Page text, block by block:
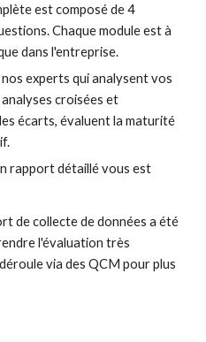
est composé de 4
Chaque module est à
dans l'entreprise.
experts qui analysent vos
croisées et
écarts, évaluent la maturité
rapport détaillé vous est
de collecte de données a été
l'évaluation très
via des QCM pour plus